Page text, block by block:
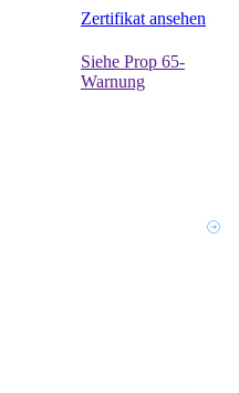
Zertifikat ansehen
Siehe Prop 65-
Warnung